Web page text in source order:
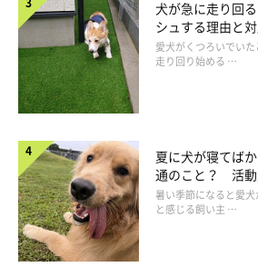
犬が急に走り回
シュする理由と
愛犬がくつろいでい
走り回り始める …
夏に犬が寝てば
通のこと？ 活動
は
暑い季節になると愛
と感じる飼い主 …